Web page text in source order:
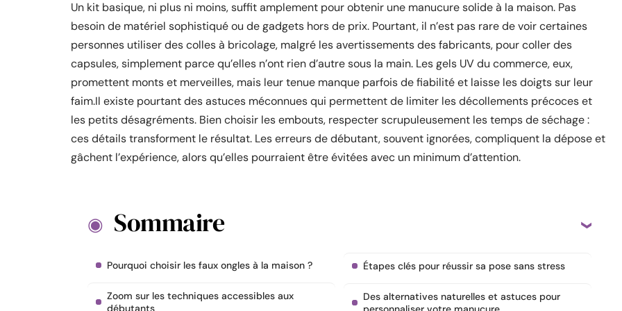
Un kit basique, ni plus ni moins, suffit amplement pour obtenir une manucure solide à la maison. Pas
besoin de matériel sophistiqué ou de gadgets hors de prix. Pourtant, il n’est pas rare de voir certaines
personnes utiliser des colles à bricolage, malgré les avertissements des fabricants, pour coller des
capsules, simplement parce qu’elles n’ont rien d’autre sous la main. Les gels UV du commerce, eux,
promettent monts et merveilles, mais leur tenue manque parfois de fiabilité et laisse les doigts sur leur
faim.Il existe pourtant des astuces méconnues qui permettent de limiter les décollements précoces et
les petits désagréments. Bien choisir les embouts, respecter scrupuleusement les temps de séchage :
ces détails transforment le résultat. Les erreurs de débutant, souvent ignorées, compliquent la dépose et
gâchent l’expérience, alors qu’elles pourraient être évitées avec un minimum d’attention.
Sommaire
Pourquoi choisir les faux ongles à la maison ?
Zoom sur les techniques accessibles aux
débutants
Étapes clés pour réussir sa pose sans stress
Des alternatives naturelles et astuces pour